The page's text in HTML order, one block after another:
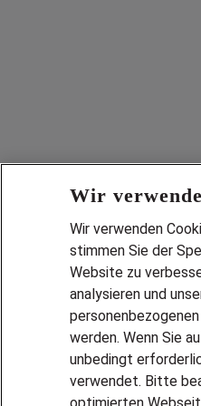
Wir
Wir verwenden
stimmen Sie der
Website zu
analysieren und
werden. Wenn Sie
unbedingt
verwendet. Bitte